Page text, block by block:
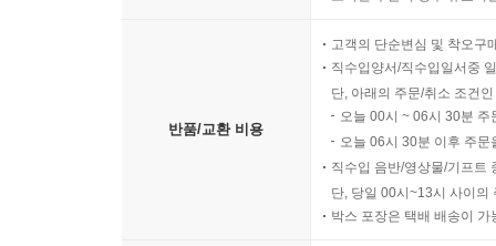
반품/교환 비용
고객의 단순변심 및 착오구
직수입양서/직수입일서중
단, 아래의 주문/취소 조건
오늘 00시 ~ 06시 30분
오늘 06시 30분 이후 주
직수입 음반/영상물/기프트
단, 당일 00시~13시 사이의
박스 포장은 택배 배송이